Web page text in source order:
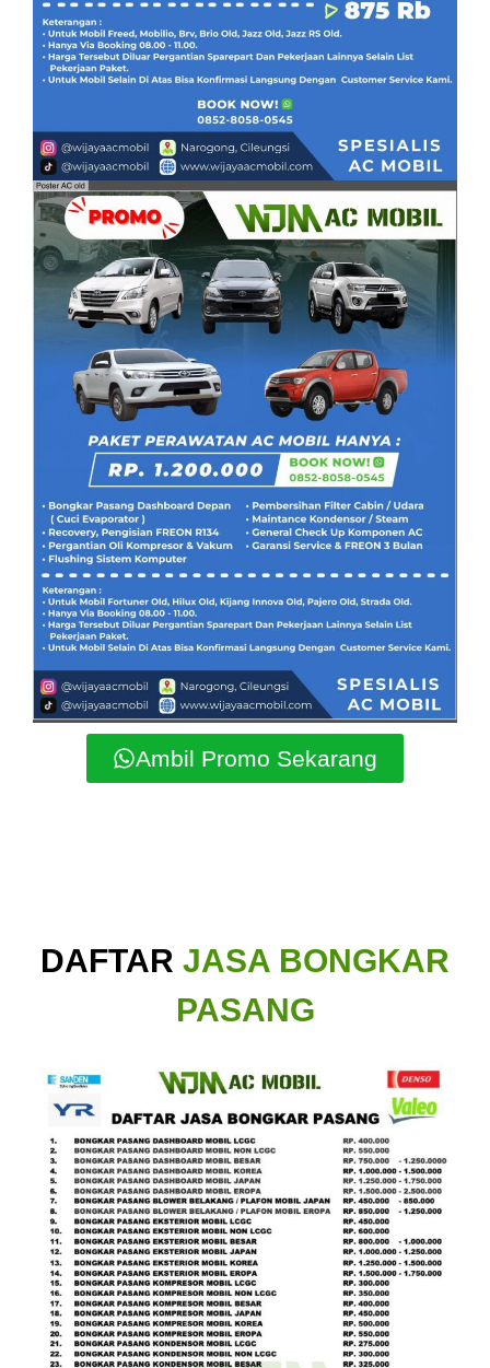
Ambil Promo Sekarang
DAFTAR JASA BONGKAR
PASANG